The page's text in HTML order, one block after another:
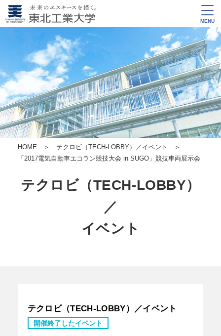
MENU
HOME ＞ テクロビ（TECH-LOBBY）／イベント
＞
「2017電気自動車エコラン競技大会 in SUGO」競技車両展示会
テクロビ（TECH-LOBBY）
／
イベント
テクロビ（TECH-LOBBY）／イベント
開催終了したイベント